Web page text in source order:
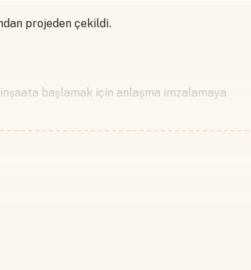
projeden çekildi.
başlamak için anlaşma imzalamaya